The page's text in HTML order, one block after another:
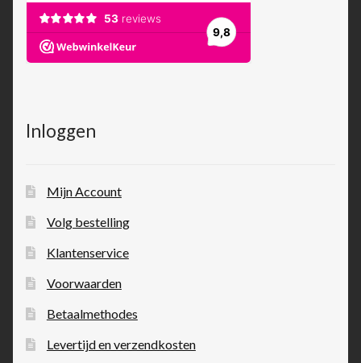
Inloggen
Mijn Account
Volg bestelling
Klantenservice
Voorwaarden
Betaalmethodes
Levertijd en verzendkosten